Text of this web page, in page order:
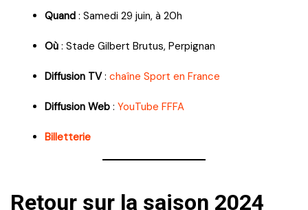
Quand : Samedi 29 juin, à 20h
Où : Stade Gilbert Brutus, Perpignan
Diffusion TV: chaîne Sport en France
Diffusion Web : YouTube FFFA
Billetterie
Retour sur la saison 2024